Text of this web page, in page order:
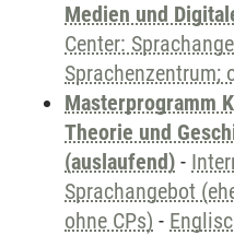
Medien und
Center:
Sprachenzentrum;
Masterprogramm
Theorie und
(auslaufend) -
Sprachangebot
ohne CPs) -